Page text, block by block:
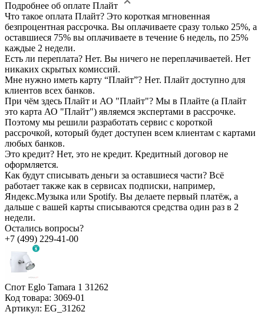
Подробнее об оплате Плайт
Что такое оплата Плайт? Это короткая мгновенная
безпроцентная рассрочка. Вы оплачиваете сразу только 25%, а
оставшиеся 75% вы оплачиваете в течение 6 недель, по 25%
каждые 2 недели.
Есть ли переплата? Нет. Вы ничего не переплачиваетей. Нет
никаких скрытых комиссий.
Мне нужно иметь карту “Плайт”? Нет. Плайт доступно для
клиентов всех банков.
При чём здесь Плайт и АО "Плайт"? Мы в Плайте (а Плайт
это карта АО "Плайт") являемся экспертами в рассрочке.
Поэтому мы решили разработать сервис с короткой
рассрочкой, который будет доступен всем клиентам с картами
любых банков.
Это кредит? Нет, это не кредит. Кредитный договор не
оформляется.
Как будут списывать деньги за оставшиеся части? Всё
работает также как в сервисах подписки, например,
Яндекс.Музыка или Spotify. Вы делаете первый платёж, а
дальше с вашей карты списываются средства один раз в 2
недели.
Остались вопросы?
+7 (499) 229-41-00
Спот Eglo Tamara 1 31262
Код товара: 3069-01
Артикул: EG_31262